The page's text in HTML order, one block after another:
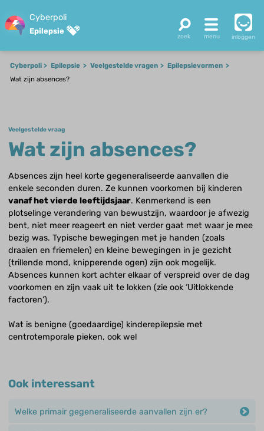
Cyberpoli
Epilepsie
inloggen
Cyberpoli Epilepsie Veelgestelde vragen
Epilepsievormen
Wat zijn absences?
Veelgestelde vraag
Wat zijn absences?
Absences zijn heel korte gegeneraliseerde aanvallen die
enkele seconden duren. Ze kunnen voorkomen bij kinderen
vanaf het vierde leeftijdsjaar. Kenmerkend is een
plotselinge verandering van bewustzijn, waardoor je afwezig
bent, niet meer reageert en niet verder gaat met waar je mee
bezig was. Typische bewegingen met je handen (zoals
draaien en friemelen) en kleine bewegingen in je gezicht
(trillende mond, knipperende ogen) zijn ook mogelijk.
Absences kunnen kort achter elkaar of verspreid over de dag
voorkomen en zijn vaak uit te lokken (zie ook ‘Uitlokkende
factoren’).
Wat is benigne (goedaardige) kinderepilepsie met
centrotemporale pieken, ook wel
Ook interessant
Welke primair gegeneraliseerde aanvallen zijn er?